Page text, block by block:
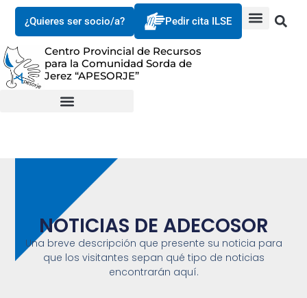
¿Quieres ser socio/a? Pedir cita ILSE
Centro Provincial de Recursos
para la Comunidad Sorda de
Jerez “APESORJE”
NOTICIAS DE ADECOSOR
Una breve descripción que presente su noticia para
que los visitantes sepan qué tipo de noticias
encontrarán aquí.